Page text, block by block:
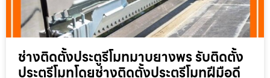
ช่างติดตั้งประตูรีโมทมาบยางพร รับติดตั้ง
ประตูรีโมทโดยช่างติดตั้งประตูรีโมทฝีมือดี